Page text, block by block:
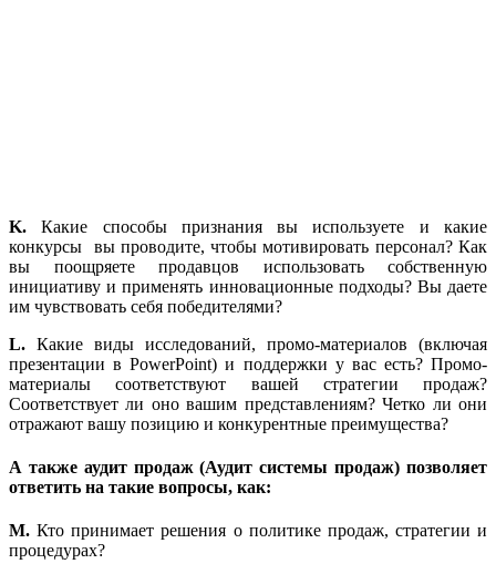
K. Какие способы признания вы используете и какие
конкурсы вы проводите, чтобы мотивировать персонал? Как
вы поощряете продавцов использовать собственную
инициативу и применять инновационные подходы? Вы даете
им чувствовать себя победителями?
L. Какие виды исследований, промо-материалов (включая
презентации в PowerPoint) и поддержки у вас есть? Промо-
материалы соответствуют вашей стратегии продаж?
Соответствует ли оно вашим представлениям? Четко ли они
отражают вашу позицию и конкурентные преимущества?
А также аудит продаж (Аудит системы продаж) позволяет
ответить на такие вопросы, как:
M. Кто принимает решения о политике продаж, стратегии и
процедурах?